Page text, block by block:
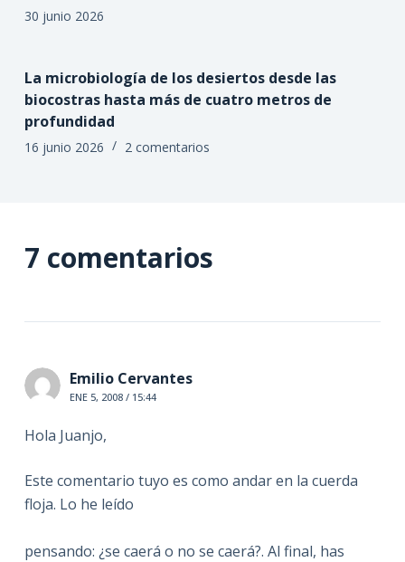
30 junio 2026
La microbiología de los desiertos desde las
biocostras hasta más de cuatro metros de
profundidad
16 junio 2026 2 comentarios
7 comentarios
Emilio Cervantes
ENE 5, 2008 / 15:44
Hola Juanjo,
Este comentario tuyo es como andar en la cuerda
floja. Lo he leído
pensando: ¿se caerá o no se caerá?. Al final, has